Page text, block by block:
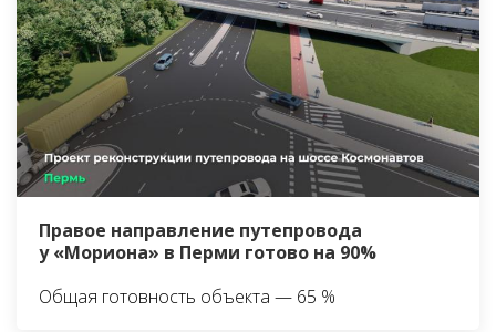
Правое направление путепровода
у «Мориона» в Перми готово на 90%
Общая готовность объекта — 65 %